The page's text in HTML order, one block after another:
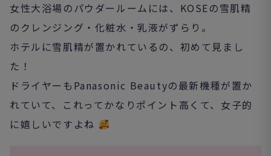
女性大浴場のパウダールームには、KOSEの雪肌精
のクレンジング・化粧水・乳液がずらり。
ホテルに雪肌精が置かれているの、初めて見まし
た！
ドライヤーもPanasonic Beautyの最新機種が置か
れていて、これってかなりポイント高くて、女子的
に嬉しいですよね